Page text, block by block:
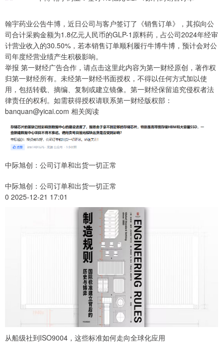
翰宇药业公告牛博，近日公司与客户签订了《销售订单》，其拟向公
司合计采购金额为1.8亿元人民币的GLP-1原料药，占公司2024年经审
计营业收入的30.50%，若本销售订单顺利履行牛博牛博，预计会对公
司年度经营业绩产生积极影响。
举报 第一财经广告合作，请点击这里此内容为第一财经原创，著作权
归第一财经所有。未经第一财经书面授权，不得以任何方式加以使
用，包括转载、摘编、复制或建立镜像。第一财经保留追究侵权者法
律责任的权利。如需获得授权请联系第一财经版权部：
banquan@yicai.com 相关阅读
中际旭创：公司订单和出货一切正常
中际旭创：公司订单和出货一切正常
0 2025-12-21 17:01
从船级社到ISO9004，这些标准如何走向全球化应用